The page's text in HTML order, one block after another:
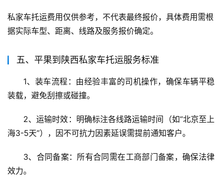
私家车托运费用仅供参考，不代表最终报价，具体费用需根
据实际车型、距离、线路及服务报价确定。
五、平果到陕西私家车托运服务标准
1、装车流程：由经验丰富的司机操作，确保车辆平稳
装载，避免刮擦或碰撞。
2、运输时效：明确标注各线路运输时间（如“北京至上
海3-5天”），因不可抗力因素延误需提前通知客户。
3、合同备案：所有合同需在工商部门备案，确保法律
效力。